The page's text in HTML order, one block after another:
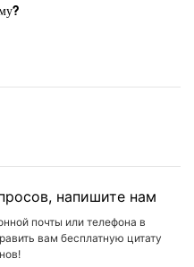
напишите нам
почты или телефона в
вам бесплатную цитату